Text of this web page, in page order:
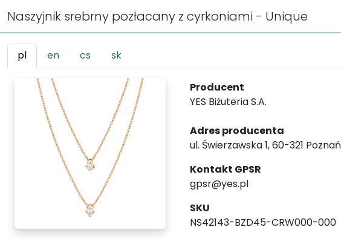
Naszyjnik srebrny pozłacany z cyrkoniami - Unique
pl en cs sk
Producent
YES Biżuteria S.A.
Adres producenta
ul. Świerzawska 1, 60-321 Poznań
Kontakt GPSR
gpsr@yes.pl
SKU
NS42143-BZD45-CRW000-000